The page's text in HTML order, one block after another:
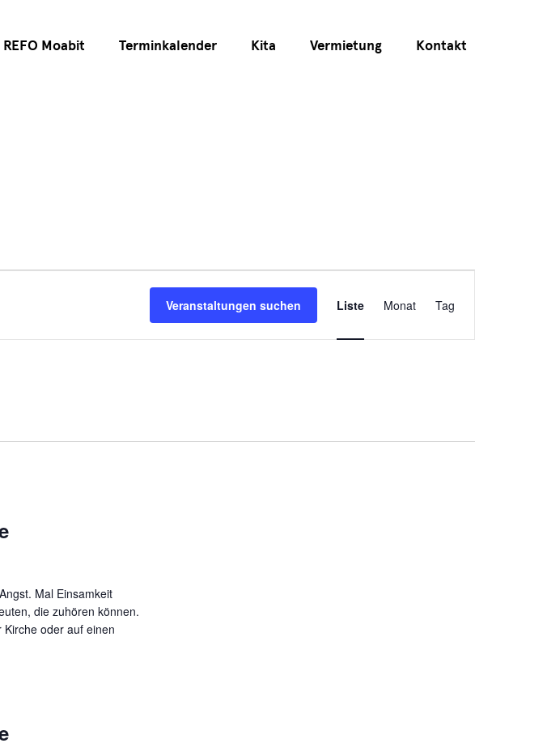
REFO Moabit Terminkalender Kita Vermietung Kontakt
Veranstaltungen suchen
Ansichten-
Liste Monat Tag
Mal Einsamkeit
die zuhören können.
oder auf einen